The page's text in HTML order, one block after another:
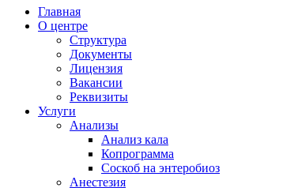
Главная
О центре
Структура
Документы
Лицензия
Вакансии
Реквизиты
Услуги
Анализы
Анализ кала
Копрограмма
Соскоб на энтеробиоз
Анестезия